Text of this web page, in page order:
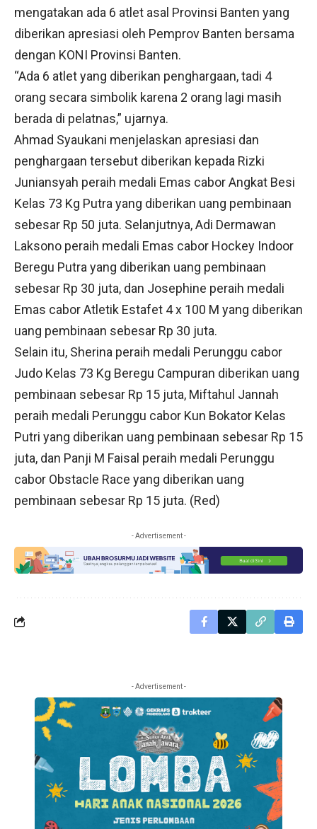
mengatakan ada 6 atlet asal Provinsi Banten yang
diberikan apresiasi oleh Pemprov Banten bersama
dengan KONI Provinsi Banten.
“Ada 6 atlet yang diberikan penghargaan, tadi 4
orang secara simbolik karena 2 orang lagi masih
berada di pelatnas,” ujarnya.
Ahmad Syaukani menjelaskan apresiasi dan
penghargaan tersebut diberikan kepada Rizki
Juniansyah peraih medali Emas cabor Angkat Besi
Kelas 73 Kg Putra yang diberikan uang pembinaan
sebesar Rp 50 juta. Selanjutnya, Adi Dermawan
Laksono peraih medali Emas cabor Hockey Indoor
Beregu Putra yang diberikan uang pembinaan
sebesar Rp 30 juta, dan Josephine peraih medali
Emas cabor Atletik Estafet 4 x 100 M yang diberikan
uang pembinaan sebesar Rp 30 juta.
Selain itu, Sherina peraih medali Perunggu cabor
Judo Kelas 73 Kg Beregu Campuran diberikan uang
pembinaan sebesar Rp 15 juta, Miftahul Jannah
peraih medali Perunggu cabor Kun Bokator Kelas
Putri yang diberikan uang pembinaan sebesar Rp 15
juta, dan Panji M Faisal peraih medali Perunggu
cabor Obstacle Race yang diberikan uang
pembinaan sebesar Rp 15 juta. (Red)
- Advertisement -
- Advertisement -